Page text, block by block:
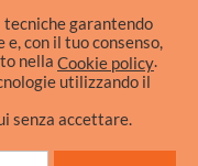
garantendo
con il tuo consenso,
nella Cookie policy.
utilizzando il
senza accettare.